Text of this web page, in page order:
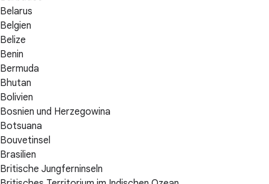
Belarus
Belgien
Belize
Benin
Bermuda
Bhutan
Bolivien
Bosnien und Herzegowina
Botsuana
Bouvetinsel
Brasilien
Britische Jungferninseln